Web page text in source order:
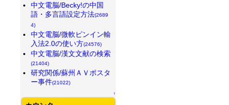
中文電脳/Becky!の中国
語・多言語設定方法(2689
4)
中文電脳/微軟ピンイン輸
入法2.0の使い方(24576)
中文電脳/漢文文献の検索
(21404)
研究関係/蘇州ＡＶポスタ
ー事件(21022)
↑